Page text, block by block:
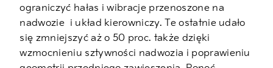
ograniczyć hałas i wibracje przenoszone na
nadwozie i układ kierowniczy. Te ostatnie udało
się zmniejszyć aż o 50 proc. także dzięki
wzmocnieniu sztywności nadwozia i poprawieniu